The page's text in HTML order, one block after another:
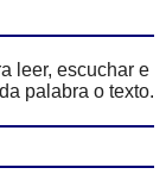
leer, escuchar e
palabra o texto.